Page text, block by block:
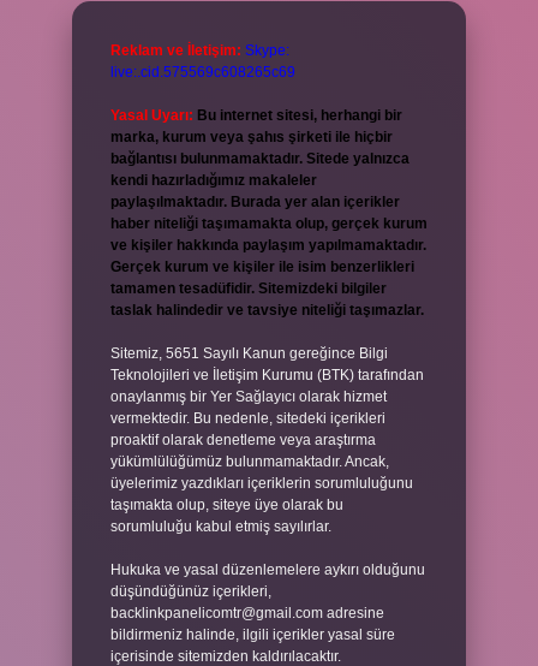
Reklam ve İletişim: Skype:
live:.cid.575569c608265c69
Yasal Uyarı: Bu internet sitesi, herhangi bir
marka, kurum veya şahıs şirketi ile hiçbir
bağlantısı bulunmamaktadır. Sitede yalnızca
kendi hazırladığımız makaleler
paylaşılmaktadır. Burada yer alan içerikler
haber niteliği taşımamakta olup, gerçek kurum
ve kişiler hakkında paylaşım yapılmamaktadır.
Gerçek kurum ve kişiler ile isim benzerlikleri
tamamen tesadüfidir. Sitemizdeki bilgiler
taslak halindedir ve tavsiye niteliği taşımazlar.
Sitemiz, 5651 Sayılı Kanun gereğince Bilgi
Teknolojileri ve İletişim Kurumu (BTK) tarafından
onaylanmış bir Yer Sağlayıcı olarak hizmet
vermektedir. Bu nedenle, sitedeki içerikleri
proaktif olarak denetleme veya araştırma
yükümlülüğümüz bulunmamaktadır. Ancak,
üyelerimiz yazdıkları içeriklerin sorumluluğunu
taşımakta olup, siteye üye olarak bu
sorumluluğu kabul etmiş sayılırlar.
Hukuka ve yasal düzenlemelere aykırı olduğunu
düşündüğünüz içerikleri,
backlinkpanelicomtr@gmail.com adresine
bildirmeniz halinde, ilgili içerikler yasal süre
içerisinde sitemizden kaldırılacaktır.